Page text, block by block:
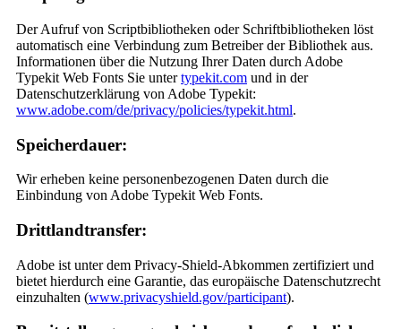
Der Aufruf von Scriptbibliotheken oder Schriftbibliotheken löst
automatisch eine Verbindung zum Betreiber der Bibliothek aus.
Informationen über die Nutzung Ihrer Daten durch Adobe
Typekit Web Fonts Sie untertypekit.com und in der
Datenschutzerklärung von Adobe Typekit:
www.adobe.com/de/privacy/policies/typekit.html.
Speicherdauer:
Wir erheben keine personenbezogenen Daten durch die
Einbindung von Adobe Typekit Web Fonts.
Drittlandtransfer:
Adobe ist unter dem Privacy-Shield-Abkommen zertifiziert und
bietet hierdurch eine Garantie, das europäische Datenschutzrecht
einzuhalten (www.privacyshield.gov/participant).